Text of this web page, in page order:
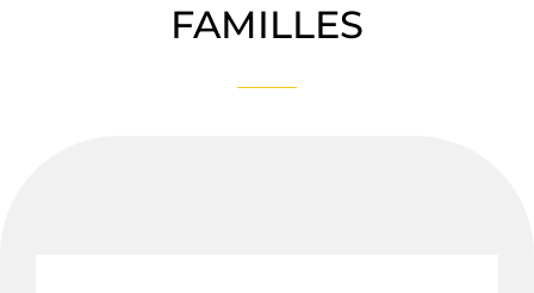
FAMILLES